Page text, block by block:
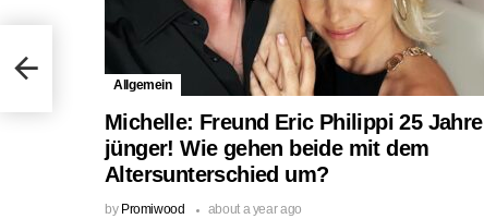
Allgemein
Michelle: Freund Eric Philippi 25 Jahre
jünger! Wie gehen beide mit dem
Altersunterschied um?
by Promiwood about a year ago